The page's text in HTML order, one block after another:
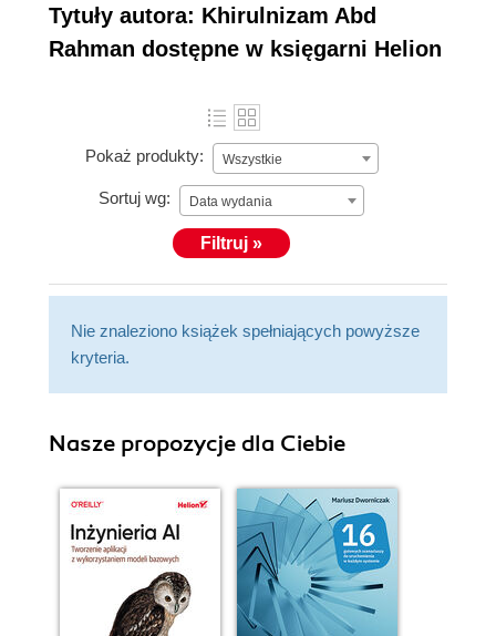
Tytuły autora: Khirulnizam Abd
Rahman dostępne w księgarni Helion
Pokaż produkty: Wszystkie
Sortuj wg: Data wydania
Filtruj »
Nie znaleziono książek spełniających powyższe
kryteria.
Nasze propozycje dla Ciebie